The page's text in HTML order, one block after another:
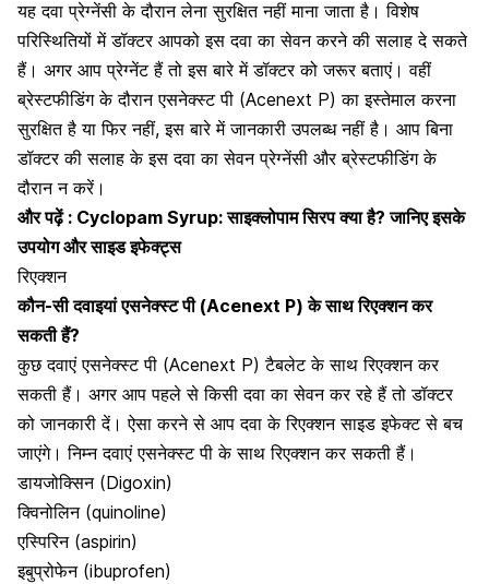
यह दवा प्रेग्नेंसी के दौरान लेना सुरक्षित नहीं माना जाता है। विशेष
परिस्थितियों में डॉक्टर आपको इस दवा का सेवन करने की सलाह दे सकते
हैं। अगर आप प्रेग्नेंट हैंतो इस बारे में डॉक्टर को जरूर बताएं। वहीं
ब्रेस्टफीडिंग के दौरानएसनेक्स्ट पी (Acenext P) का इस्तेमाल करना
सुरक्षित है या फिर नहीं, इस बारे में जानकारी उपलब्ध नहीं है। आप बिना
डॉक्टर की सलाह के इस दवा का सेवन प्रेग्नेंसी और ब्रेस्टफीडिंग के
दौरान न करें।
और पढ़ें : Cyclopam Syrup: साइक्लोपाम सिरप क्या है? जानिए इसके
उपयोग और साइड इफेक्ट्स
रिएक्शन
कौन-सी दवाइयांएसनेक्स्ट पी (Acenext P)के साथ रिएक्शन कर
सकती हैं?
कुछ दवाएं एसनेक्स्ट पी (Acenext P) टैबलेट के साथ रिएक्शन कर
सकती हैं। अगर आप पहले से किसी दवा का सेवन कर रहे हैं तो डॉक्टर
को जानकारी दें। ऐसा करने से आप दवा के रिएक्शन साइड इफेक्ट से बच
जाएंगे। निम्न दवाएं एसनेक्स्ट पी के साथ रिएक्शन कर सकती हैं।
डायजोक्सिन (Digoxin)
क्विनोलिन (quinoline)
एस्पिरिन (aspirin)
इबुप्रोफेन (ibuprofen)